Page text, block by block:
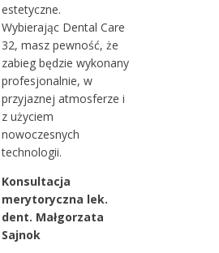
estetyczne.
Wybierając Dental Care
32, masz pewność, że
zabieg będzie wykonany
profesjonalnie, w
przyjaznej atmosferze i
z użyciem
nowoczesnych
technologii.
Konsultacja
merytoryczna lek.
dent. Małgorzata
Sajnok